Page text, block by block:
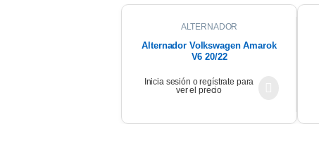
ALTERNADOR
Alternador Volkswagen Amarok
V6 20/22
Inicia sesión o regístrate para
ver el precio